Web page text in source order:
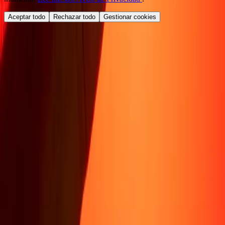
Aceptar todo Rechazar todo Gestionar cookies